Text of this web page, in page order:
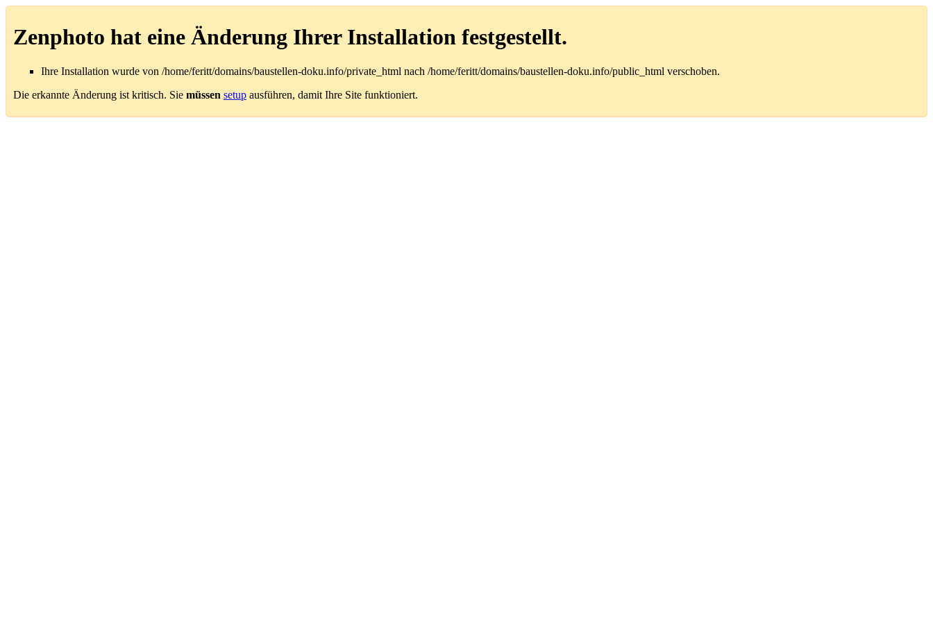
Zenphoto hat eine Änderung Ihrer Installation festgestellt.
Ihre Installation wurde von /home/feritt/domains/baustellen-doku.info/private_html nach /home/feritt/domains/baustellen-doku.info/public_html verschoben.
Die erkannte Änderung ist kritisch. Sie müssen setup ausführen, damit Ihre Site funktioniert.